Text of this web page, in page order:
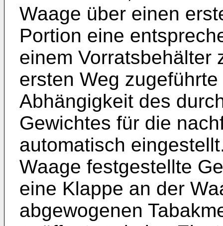
Waage über einen
Portion eine
einem Vorratsbehälter
ersten Weg
Abhängigkeit des
Gewichtes für die
automatisch
Waage festgestellte
eine Klappe an der
abgewogenen